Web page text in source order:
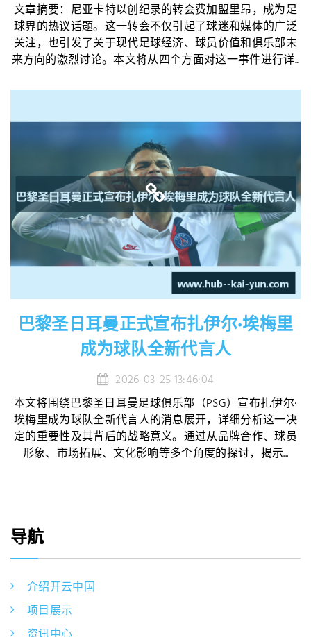
文章摘要：尼亚卡特以创纪录的转会费加盟里昂，成为足
球界的热议话题。这一转会不仅引起了球迷和媒体的广泛
关注，也引发了关于现代足球经济、球员价值和俱乐部未
来方向的激烈讨论。本文将从四个方面对这一事件进行详...
巴黎圣日耳曼正式宣布扎伊尔·埃梅里
成为球队全新代言人
2026-03-25 13:46:04
本文将围绕巴黎圣日耳曼足球俱乐部（PSG）宣布扎伊尔·
埃梅里成为球队全新代言人的消息展开，详细分析这一决
定的重要性及其背后的战略意义。通过从品牌合作、球员
形象、市场拓展、文化影响等多个角度的探讨，揭示...
导航
介绍开云中国
项目展示